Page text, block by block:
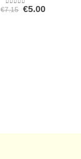
0out of 5
€7.15 €5.00Huidige